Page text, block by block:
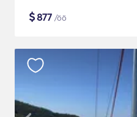
$877 /öö